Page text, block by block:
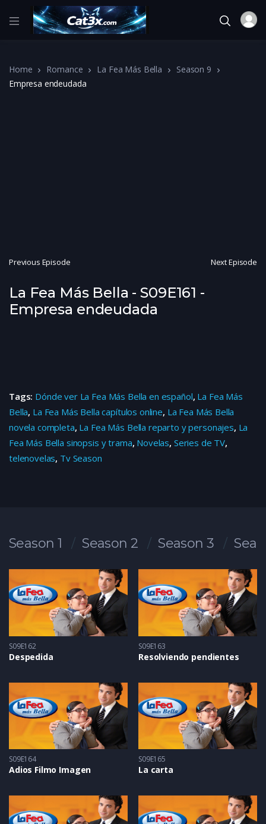
Home Romance La Fea Más Bella
Season 9
Empresa endeudada
Previous Episode Next Episode
La Fea Más Bella - S09E161 -
Empresa endeudada
Tags: Dónde ver La Fea Más Bella en español, La Fea Más
Bella, La Fea Más Bella capítulos online, La Fea Más Bella
novela completa, La Fea Más Bella reparto y personajes, La
Fea Más Bella sinopsis y trama, Novelas, Series de TV,
telenovelas, Tv Season
Season 1 Season 2 Season 3
S09E162
Despedida
S09E163
Resolviendo pendientes
S09E164
Adios Filmo Imagen
S09E165
La carta